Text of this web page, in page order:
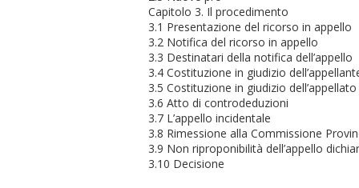
Capitolo 3. Il procedimento
3.1 Presentazione del ricorso in appello
3.2 Notifica del ricorso in appello
3.3 Destinatari della notifica dell’appello
3.4 Costituzione in giudizio
3.5 Costituzione in giudizio dell’appellato
3.6 Atto di controdeduzioni
3.7 L’appello incidentale
3.8 Rimessione alla Commissione
3.9 Non riproponibilità dell’appello
3.10 Decisione